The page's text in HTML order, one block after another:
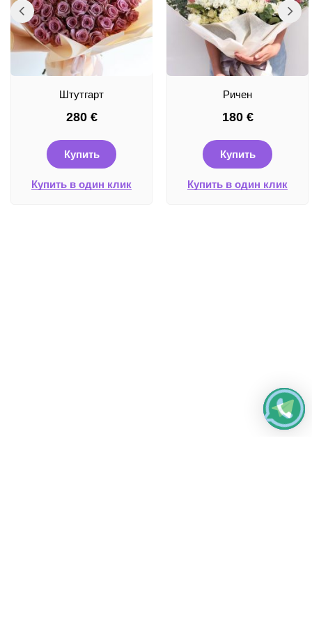
Штутгарт
280 €
Купить
Купить в один клик
Ричен
180 €
Купить
Купить в один клик